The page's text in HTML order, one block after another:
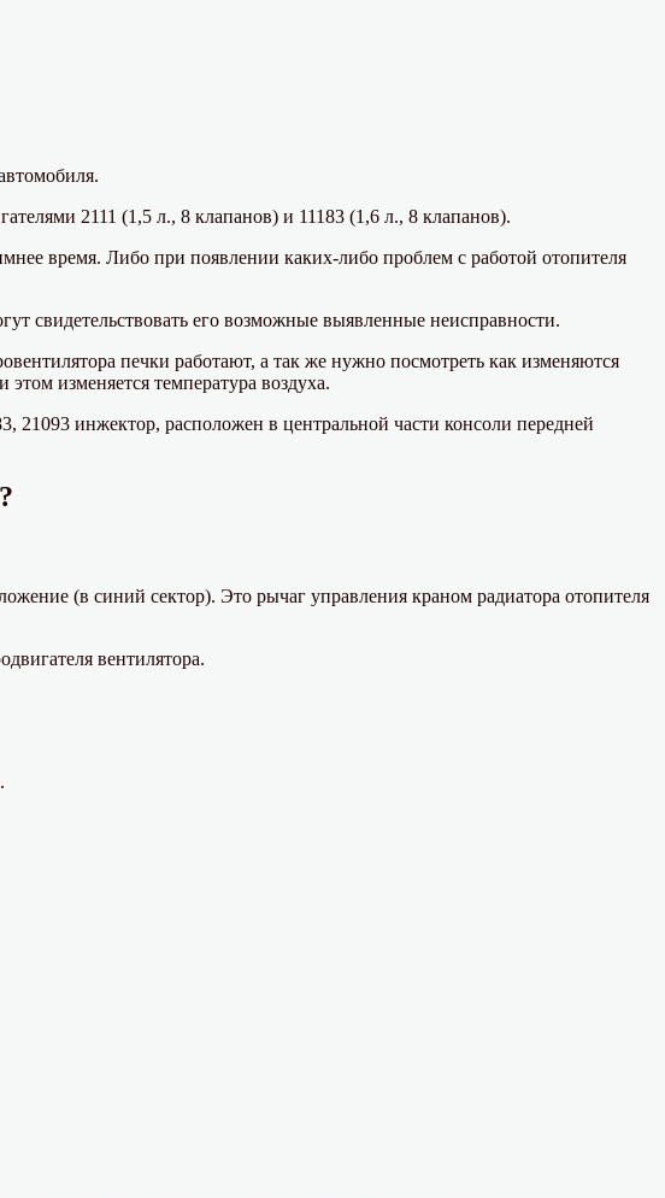
2111 (1,5 л., 8 клапанов) и 11183 (1,6 л., 8 клапанов).
время. Либо при появлении каких-либо проблем с работой отопителя
свидетельствовать его возможные выявленные неисправности.
печки работают, а так же нужно посмотреть как изменяются
изменяется температура воздуха.
21093 инжектор, расположен в центральной части консоли передней
(в синий сектор). Это рычаг управления краном радиатора отопителя
вентилятора.